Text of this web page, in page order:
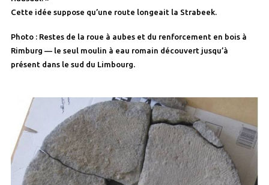
Cette idée suppose qu’une route longeait la Strabeek.
Photo : Restes de la roue à aubes et du renforcement en bois à
Rimburg — le seul moulin à eau romain découvert jusqu’à
présent dans le sud du Limbourg.